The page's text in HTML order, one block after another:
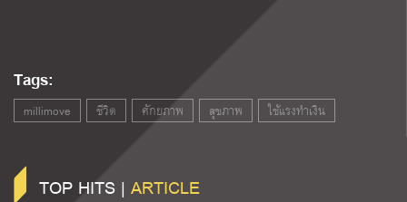
Tags:
millimove ชีวิต ศักยภาพ สุขภาพ ใช้แรงทำเงิน
TOP HITS | ARTICLE